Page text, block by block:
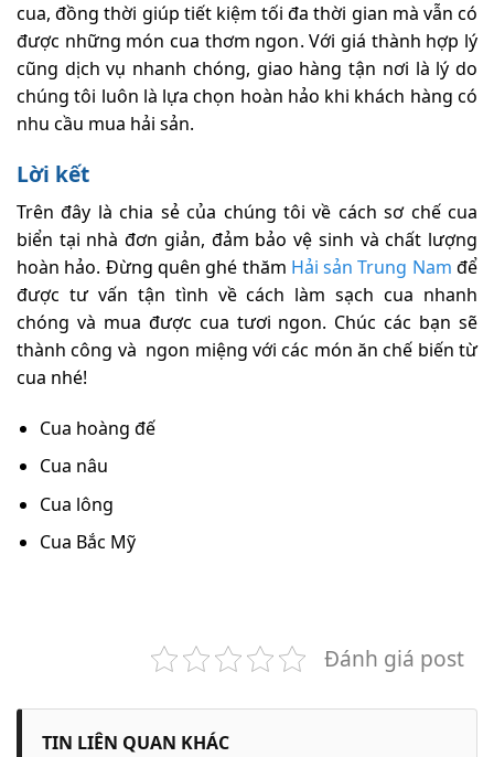
cua, đồng thời giúp tiết kiệm tối đa thời gian mà vẫn có
được những món cua thơm ngon. Với giá thành hợp lý
cũng dịch vụ nhanh chóng, giao hàng tận nơi là lý do
chúng tôi luôn là lựa chọn hoàn hảo khi khách hàng có
nhu cầu mua hải sản.
Lời kết
Trên đây là chia sẻ của chúng tôi về cách sơ chế cua
biển tại nhà đơn giản, đảm bảo vệ sinh và chất lượng
hoàn hảo. Đừng quên ghé thăm Hải sản Trung Nam để
được tư vấn tận tình về cách làm sạch cua nhanh
chóng và mua được cua tươi ngon. Chúc các bạn sẽ
thành công và ngon miệng với các món ăn chế biến từ
cua nhé!
Cua hoàng đế
Cua nâu
Cua lông
Cua Bắc Mỹ
Đánh giá post
TIN LIÊN QUAN KHÁC